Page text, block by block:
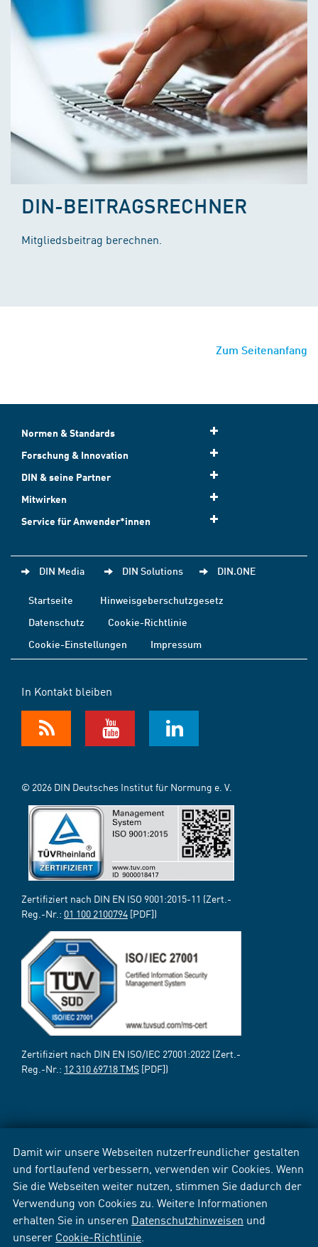
Damit wir unsere Webseiten nutzerfreundlicher gestalten
und fortlaufend verbessern, verwenden wir Cookies. Wenn
Sie die Webseiten weiter nutzen, stimmen Sie dadurch der
Verwendung von Cookies zu. Weitere Informationen
erhalten Sie in unseren Datenschutzhinweisen und
unserer Cookie-Richtlinie
DIN-BEITRAGSRECHNER
Mitgliedsbeitrag berechnen.
Zum Seitenanfang
Normen & Standards
Forschung & Innovation
DIN & seine Partner
Mitwirken
Service für Anwender*innen
DIN Media DIN Solutions DIN.ONE
Startseite
Hinweisgeberschutzgesetz
Datenschutz
Cookie-Richtlinie
Cookie-Einstellungen
Impressum
In Kontakt bleiben
© 2026 DIN Deutsches Institut für Normung e. V.
Zertifiziert nach DIN EN ISO 9001:2015-11 (Zert.-
Reg.-Nr.: 01 100 2100794 [PDF])
Zertifiziert nach DIN EN ISO/IEC 27001:2022 (Zert.-
Reg.-Nr.: 12 310 69718 TMS [PDF])